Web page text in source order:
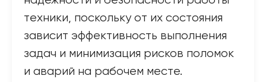
техники, поскольку от их состояния
зависит эффективность выполнения
задач и минимизация рисков поломок
и аварий на рабочем месте.